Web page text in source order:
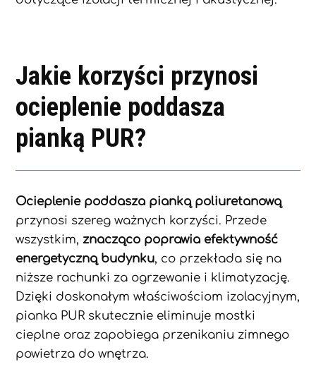
Jakie korzyści przynosi
ocieplenie poddasza
pianką PUR?
Ocieplenie poddasza pianką poliuretanową
przynosi szereg ważnych korzyści. Przede
wszystkim, znacząco poprawia efektywność
energetyczną budynku, co przekłada się na
niższe rachunki za ogrzewanie i klimatyzację.
Dzięki doskonałym właściwościom izolacyjnym,
pianka PUR skutecznie eliminuje mostki
cieplne oraz zapobiega przenikaniu zimnego
powietrza do wnętrza.